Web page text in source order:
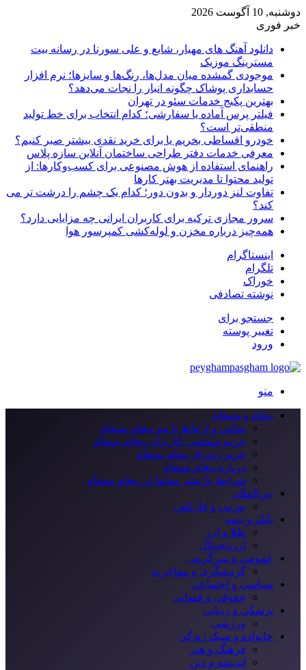
دوشنبه, 10 آگوست 2026
خبر فوری
دانلود آهنگ های مهیار، شایع و علی سورنا در رسانه بیت
مسترینگ موزیک
موجودی گمشده میان مدل‌ها، رنگ‌ها و سایزها؛ نرم افزار
حسابداری پوشاک چگونه انبار را نجات می‌دهد؟
بهترین پکیج خدمات سئو در تهران
فیلتر پرس آماده یا سفارشی؛ کدام انتخاب برای خط تولید
منطقی‌تر است؟
خودرو اقساطی بخریم یا برای خرید نقدی بیشتر صبر کنیم؟
معرفی خدمات دفتر طراحی ساختمان آنلاین سازه پلاس
راهنمای استفاده از هوش مصنوعی برای کسب‌وکارها: از
تولید محتوا تا مدیریت بهتر کارها
تفاوت لنز دوردار و بدون دور؛ کدام یک چشم را درشت تر می
کند؟
سرور مجازی ترکیه برای کاربران ایرانی چه مزایایی دارد؟
همه‌چیز درباره مخزن و لوله‌کشی کمپرسور هوا
اینستاگرام
تلگرام
خوراک
نوشته تصادفی
جستجو برای
تغییر پوسته
ورود
منو
پیغام و پسغام
تماس و ارتباط با تیم پیغام پسغام
حریم شخصی کاربران پیغام پسغام
خرید رپورتاژ پیغام پسغام
درباره پیغام پسغام
شرایط بازنشر محتوا در پیغام پسغام
بین‌المللی
بورس و فارکس
بانک و بیمه
طلا و ارز
ارزدیجیتال
عمومی و سرگرمی
گردشگری و مهاجرت
سیاسی و اجتماعی
حقوقی و قضایی
پزشکی و زیبایی
ورزشی
خانواده و سبک زندگی
فرهنگ و هنر
اندیشه و دین